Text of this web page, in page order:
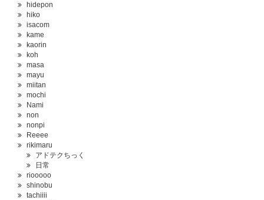
hidepon
hiko
isacom
kame
kaorin
koh
masa
mayu
miitan
mochi
Nami
non
nonpi
Reeee
rikimaru
アドテクちっく
日常
riooooo
shinobu
tachiiii